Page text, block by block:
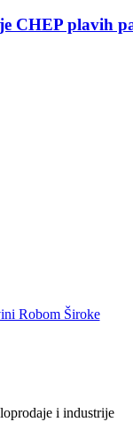
CHEP plavih
i industrije